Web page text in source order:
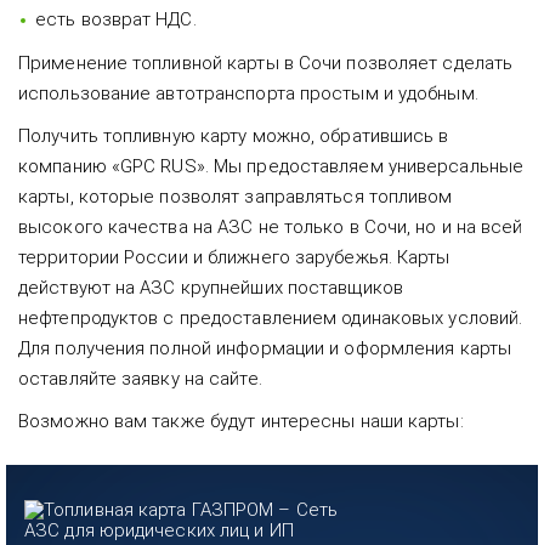
есть возврат НДС.
Применение топливной карты в Сочи позволяет сделать
использование автотранспорта простым и удобным.
Получить топливную карту можно, обратившись в
компанию «GPC RUS». Мы предоставляем универсальные
карты, которые позволят заправляться топливом
высокого качества на АЗС не только в Сочи, но и на всей
территории России и ближнего зарубежья. Карты
действуют на АЗС крупнейших поставщиков
нефтепродуктов с предоставлением одинаковых условий.
Для получения полной информации и оформления карты
оставляйте заявку на сайте.
Возможно вам также будут интересны наши карты: